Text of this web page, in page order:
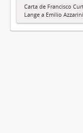
Carta de Francisco
Lange a Emilio Azzarini